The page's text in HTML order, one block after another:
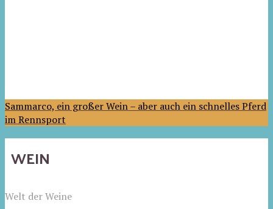
Sammarco, ein großer Wein – aber auch ein schnelles Pferd
im Rennsport
WEIN
Welt der Weine